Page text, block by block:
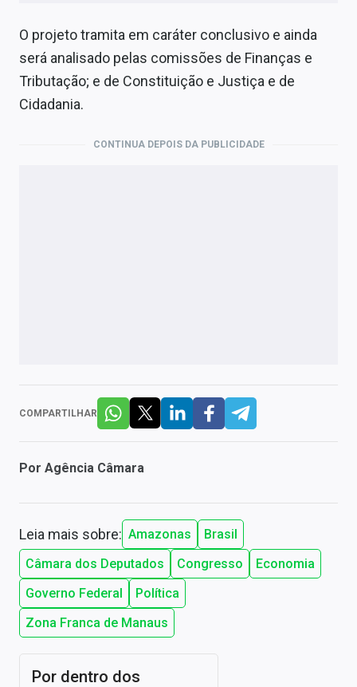
O projeto tramita em caráter conclusivo e ainda
será analisado pelas comissões de Finanças e
Tributação; e de Constituição e Justiça e de
Cidadania.
CONTINUA DEPOIS DA PUBLICIDADE
COMPARTILHAR
Por Agência Câmara
Leia mais sobre: Amazonas
Brasil
Câmara dos Deputados
Congresso
Economia
Governo Federal
Política
Zona Franca de Manaus
Por dentro dos